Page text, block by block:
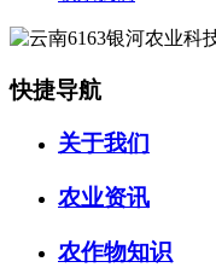
快捷导航
关于我们
农业资讯
农作物知识